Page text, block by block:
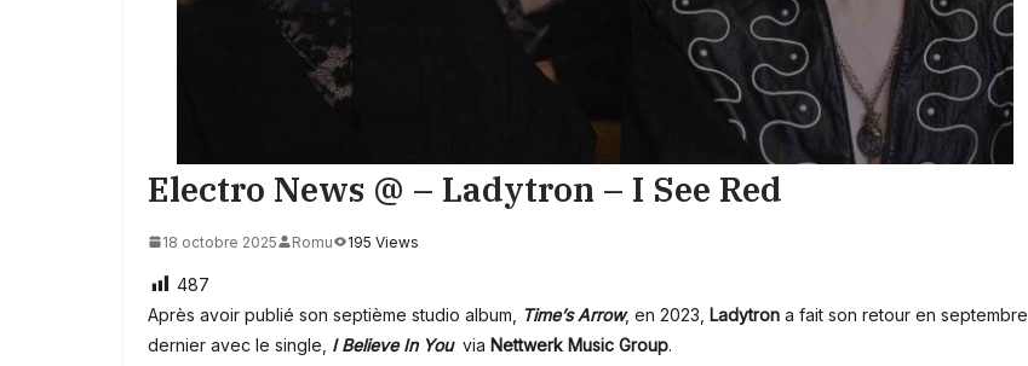
Electro News @ – Ladytron – I See Red
18 octobre 2025 Romu 195 Views
487
Après avoir publié son septième studio album,
Time’s Arrow, en 2023, Ladytron a fait son retour en septembre
dernier avec le single, I Believe In Youvia Nettwerk Music Group.